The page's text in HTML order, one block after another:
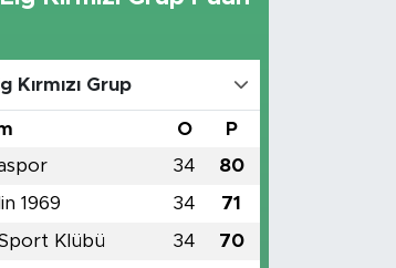
Kırmızı Grup
O P
34 80
1969 34 71
Klübü 34 70